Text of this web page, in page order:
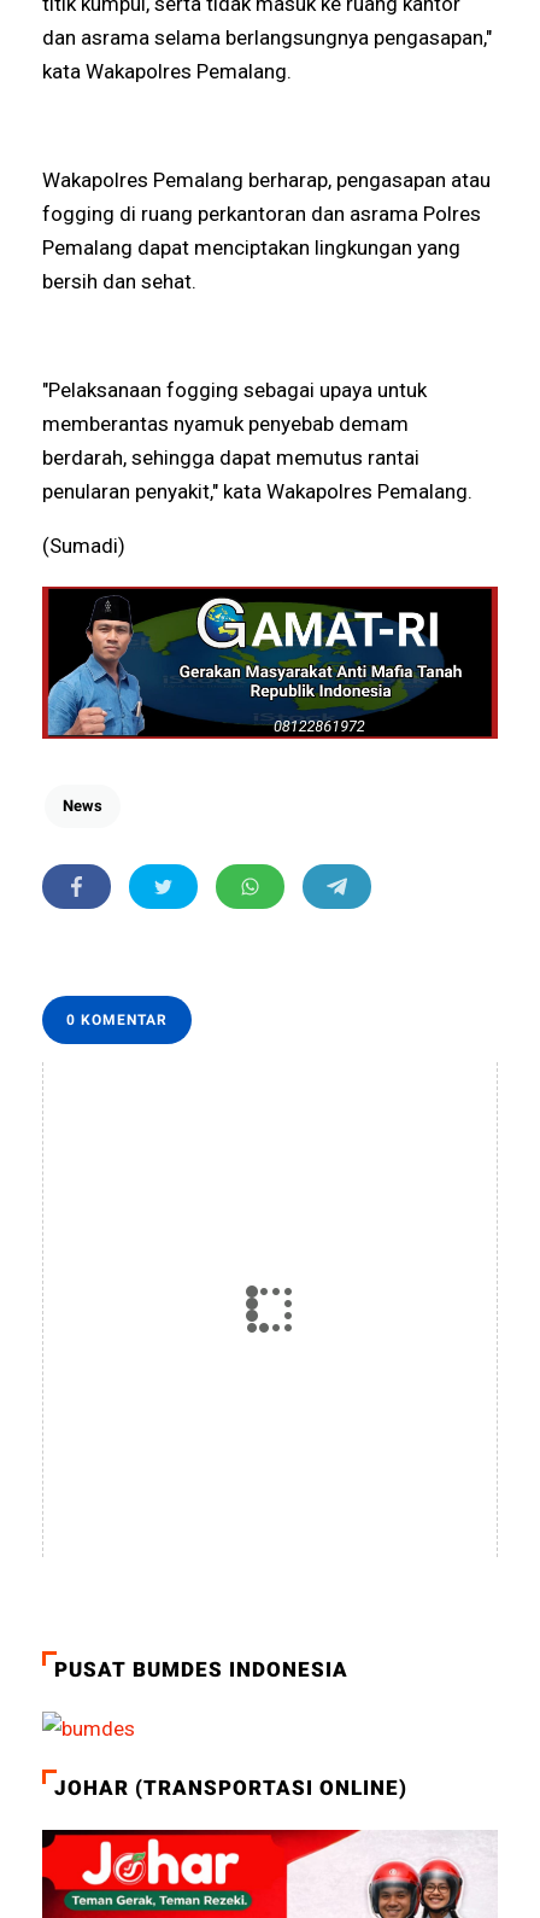
dan asrama selama berlangsungnya pengasapan,"
kata Wakapolres Pemalang.
Wakapolres Pemalang berharap, pengasapan atau
fogging di ruang perkantoran dan asrama Polres
Pemalang dapat menciptakan lingkungan yang
bersih dan sehat.
"Pelaksanaan fogging sebagai upaya untuk
memberantas nyamuk penyebab demam
berdarah, sehingga dapat memutus rantai
penularan penyakit," kata Wakapolres Pemalang.
(Sumadi)
News
0 KOMENTAR
PUSAT BUMDES INDONESIA
JOHAR (TRANSPORTASI ONLINE)